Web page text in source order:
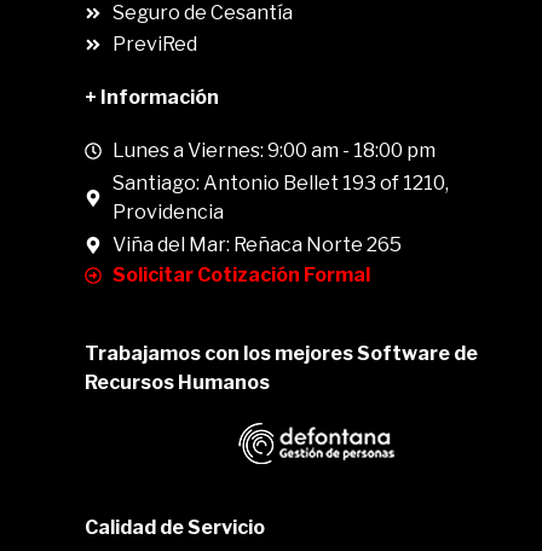
Seguro de Cesantía
PreviRed
+ Información
Lunes a Viernes: 9:00 am - 18:00 pm
Santiago: Antonio Bellet 193 of 1210,
Providencia
Viña del Mar: Reñaca Norte 265
Solicitar Cotización Formal
Trabajamos con los mejores Software de
Recursos Humanos
Calidad de Servicio